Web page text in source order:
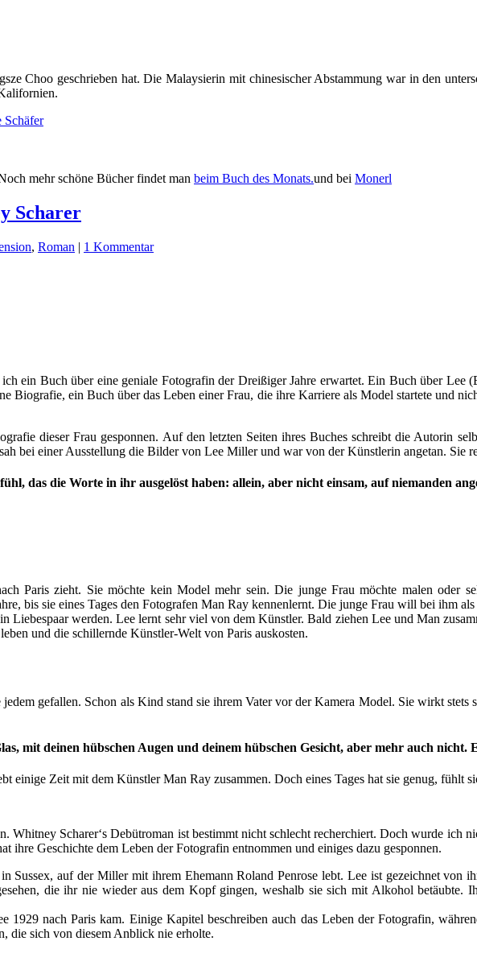
Choo geschrieben hat. Die Malaysierin mit chinesischer Abstammung war in den
Schäfer
mehr schöne Bücher findet man beim Buch des Monats.und bei Monerl
Scharer
, Roman | 1 Kommentar
ein Buch über eine geniale Fotografin der Dreißiger Jahre erwartet. Ein Buch über Lee
Biografie, ein Buch über das Leben einer Frau, die ihre Karriere als Model startete und
dieser Frau gesponnen. Auf den letzten Seiten ihres Buches schreibt die Autorin
bei einer Ausstellung die Bilder von Lee Miller und war von der Künstlerin angetan. Sie
das die Worte in ihr ausgelöst haben: allein, aber nicht einsam, auf niemanden
Paris zieht. Sie möchte kein Model mehr sein. Die junge Frau möchte malen oder
bis sie eines Tages den Fotografen Man Ray kennenlernt. Die junge Frau will bei ihm
Liebespaar werden. Lee lernt sehr viel von dem Künstler. Bald ziehen Lee und Man
und die schillernde Künstler-Welt von Paris auskosten.
gefallen. Schon als Kind stand sie ihrem Vater vor der Kamera Model. Sie wirkt stets
mit deinen hübschen Augen und deinem hübschen Gesicht, aber mehr auch
einige Zeit mit dem Künstler Man Ray zusammen. Doch eines Tages hat sie genug, fühlt
Whitney Scharer‘s Debütroman ist bestimmt nicht schlecht recherchiert. Doch wurde ich
ihre Geschichte dem Leben der Fotografin entnommen und einiges dazu gesponnen.
Sussex, auf der Miller mit ihrem Ehemann Roland Penrose lebt. Lee ist gezeichnet von
die ihr nie wieder aus dem Kopf gingen, weshalb sie sich mit Alkohol betäubte.
1929 nach Paris kam. Einige Kapitel beschreiben auch das Leben der Fotografin,
die sich von diesem Anblick nie erholte.